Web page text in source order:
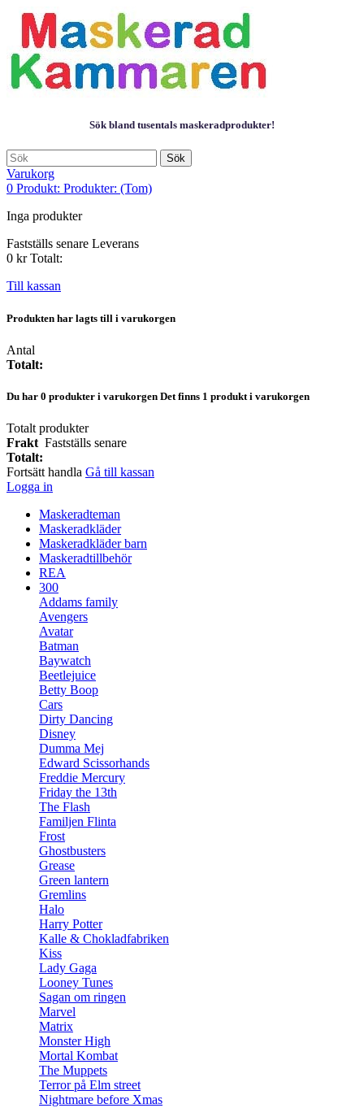
Sök bland tusentals maskeradprodukter!
Sök
Varukorg
0 Produkt: Produkter: (Tom)
Inga produkter
Fastställs senare Leverans
0 kr Totalt:
Till kassan
Produkten har lagts till i varukorgen
Antal
Totalt:
Du har 0 produkter i varukorgen Det finns 1 produkt i varukorgen
Totalt produkter
Frakt Fastställs senare
Totalt:
Fortsätt handla Gå till kassan
Logga in
Maskeradteman
Maskeradkläder
Maskeradkläder barn
Maskeradtillbehör
REA
300
Addams family
Avengers
Avatar
Batman
Baywatch
Beetlejuice
Betty Boop
Cars
Dirty Dancing
Disney
Dumma Mej
Edward Scissorhands
Freddie Mercury
Friday the 13th
The Flash
Familjen Flinta
Frost
Ghostbusters
Grease
Green lantern
Gremlins
Halo
Harry Potter
Kalle & Chokladfabriken
Kiss
Lady Gaga
Looney Tunes
Sagan om ringen
Marvel
Matrix
Monster High
Mortal Kombat
The Muppets
Terror på Elm street
Nightmare before Xmas